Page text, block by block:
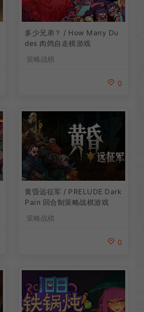
多少兄弟？ / How Many Du
des 肉鸽自走棋游戏
策略战棋
0
黄昏远征军 / PRELUDE Dark
Pain 回合制策略战棋游戏
策略战棋
0